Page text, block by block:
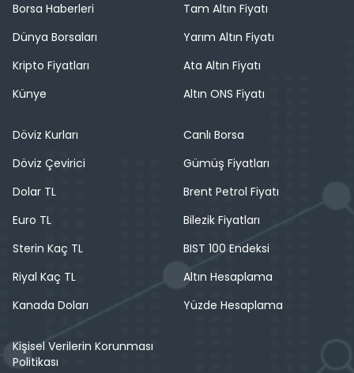
Borsa Haberleri
Dünya Borsaları
Kripto Fiyatları
Künye
Tam Altın Fiyatı
Yarım Altın Fiyatı
Ata Altın Fiyatı
Altın ONS Fiyatı
Döviz Kurları
Döviz Çevirici
Dolar TL
Euro TL
Sterin Kaç TL
Riyal Kaç TL
Kanada Doları
Canlı Borsa
Gümüş Fiyatları
Brent Petrol Fiyatı
Bilezik Fiyatları
BIST 100 Endeksi
Altın Hesaplama
Yüzde Hesaplama
Kişisel Verilerin Korunması
Politikası